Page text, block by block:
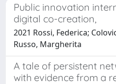
Public innovation
digital co-creation,
2021 Rossi, Federica;
Russo, Margherita
A tale of persistent
with evidence from a